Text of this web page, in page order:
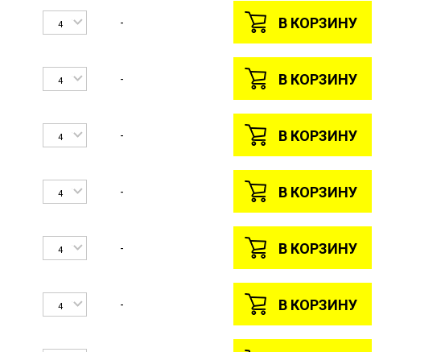
4 - В КОРЗИНУ
4 - В КОРЗИНУ
4 - В КОРЗИНУ
4 - В КОРЗИНУ
4 - В КОРЗИНУ
4 - В КОРЗИНУ